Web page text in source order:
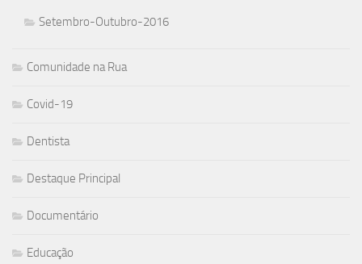
Setembro-Outubro-2016
Comunidade na Rua
Covid-19
Dentista
Destaque Principal
Documentário
Educação